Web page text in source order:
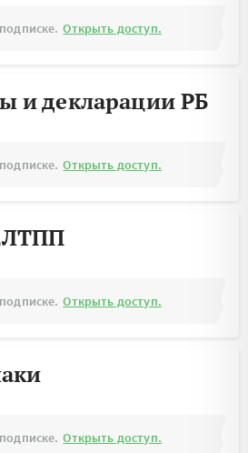
Открыть доступ.
и декларации РБ
Открыть доступ.
Открыть доступ.
Открыть доступ.